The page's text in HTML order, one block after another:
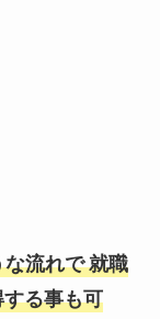
な流れで 就職
る事も可